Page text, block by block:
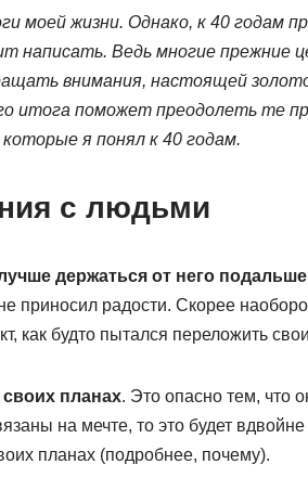
моей жизни. Однако, к 40 годам
написать. Ведь многие прежние
внимания, настоящей
итога поможет преодолеть те
я понял к 40 годам.
с людьми
держаться от него подальше
приносил радости. Скорее
как будто пытался переложить
планах. Это опасно тем, что
на мечте, то это будет
планах (подробнее, почему).